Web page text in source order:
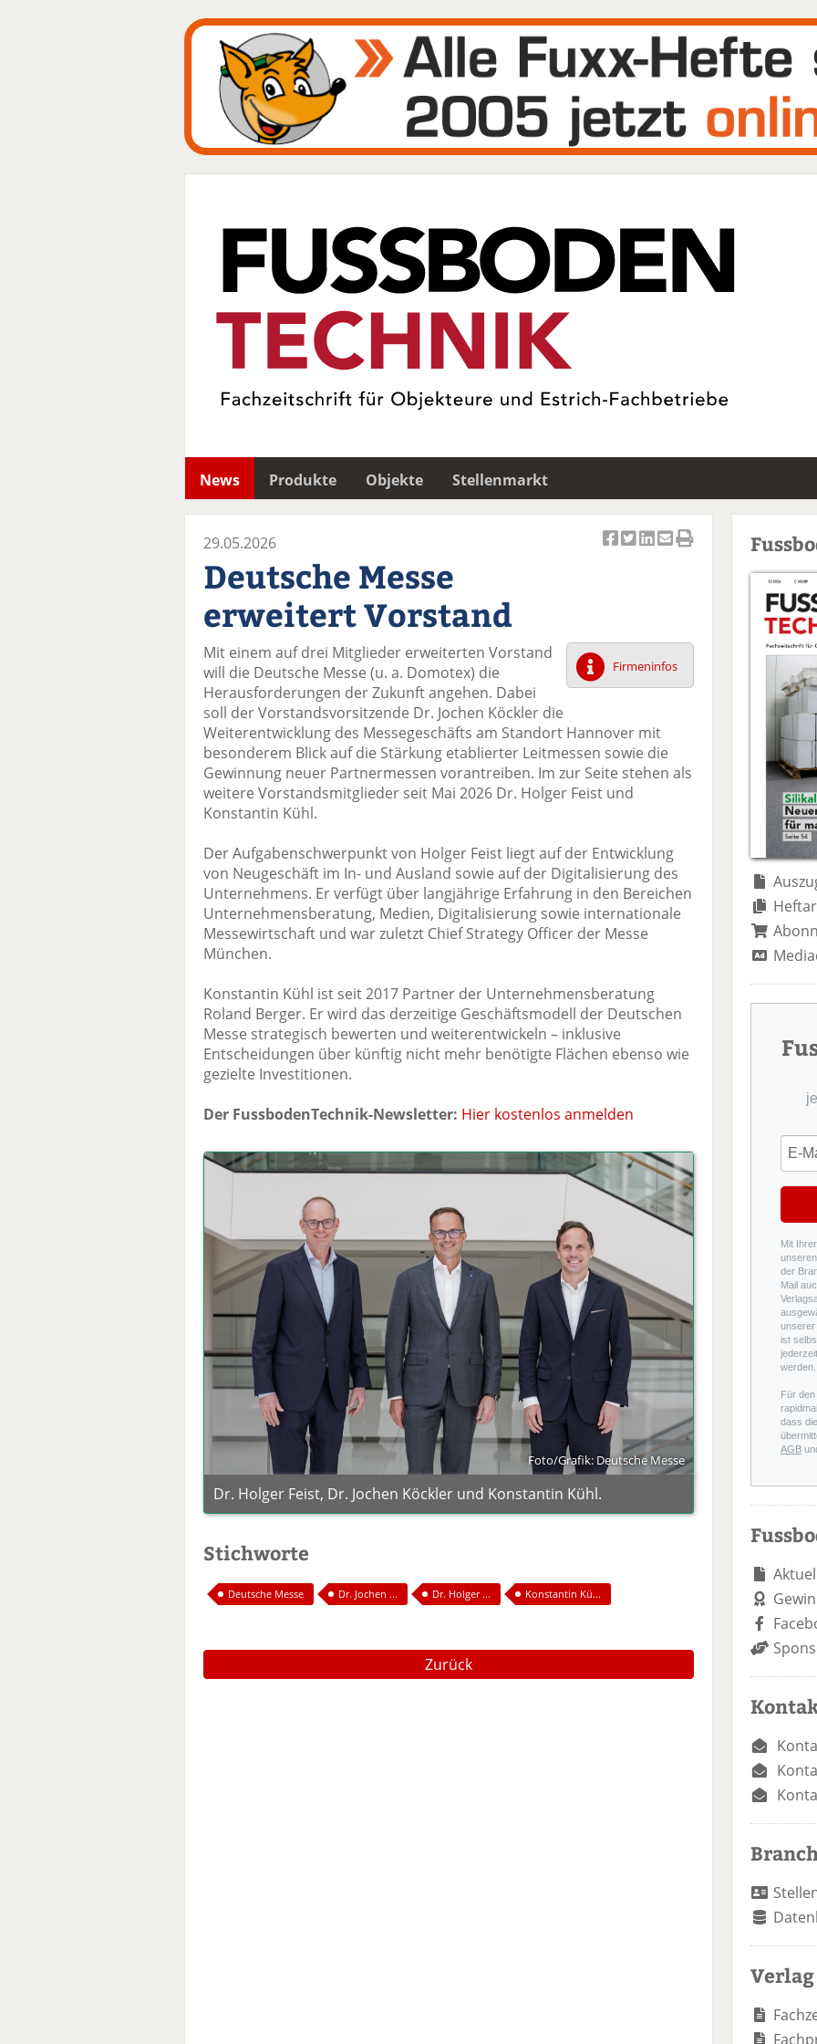
News Produkte Objekte
Stellenmarkt
a
uf
F
b
o
o
k
e
n
t
wi
tt
a
uf
Li
e
di
n
n
p
er
E
l
v
er
e
n
D
ru
ck
29.05.2026
Deutsche Messe
erweitert Vorstand
Firmeninfos
Mit einem auf drei Mitglieder erweiterten Vorstand
will die Deutsche Messe (u. a. Domotex) die
Herausforderungen der Zukunft angehen. Dabei
soll der Vorstandsvorsitzende Dr. Jochen Köckler die
Weiterentwicklung des Messegeschäfts am Standort Hannover mit
besonderem Blick auf die Stärkung etablierter Leitmessen sowie die
Gewinnung neuer Partnermessen vorantreiben. Im zur Seite stehen als
weitere Vorstandsmitglieder seit Mai 2026 Dr. Holger Feist und
Konstantin Kühl.
Der Aufgabenschwerpunkt von Holger Feist liegt auf der Entwicklung
von Neugeschäft im In- und Ausland sowie auf der Digitalisierung des
Unternehmens. Er verfügt über langjährige Erfahrung in den Bereichen
Unternehmensberatung, Medien, Digitalisierung sowie internationale
Messewirtschaft und war zuletzt Chief Strategy Officer der Messe
München.
Konstantin Kühl ist seit 2017 Partner der Unternehmensberatung
Roland Berger. Er wird das derzeitige Geschäftsmodell der Deutschen
Messe strategisch bewerten und weiterentwickeln – inklusive
Entscheidungen über künftig nicht mehr benötigte Flächen ebenso wie
gezielte Investitionen.
Der FussbodenTechnik-Newsletter: Hier kostenlos anmelden
Foto/Grafik: Deutsche Messe
Dr. Holger Feist, Dr. Jochen Köckler und Konstantin Kühl.
Stichworte
Deutsche Messe Dr. Jochen ... Dr. Holger ... Konstantin Kü...
Zurück
Mit
der
Mail
unserer
ist
werden.
Für
dass
AGB
Verlag